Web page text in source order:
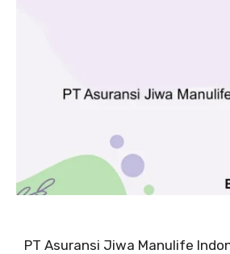
PT Asuransi Jiwa Manulife